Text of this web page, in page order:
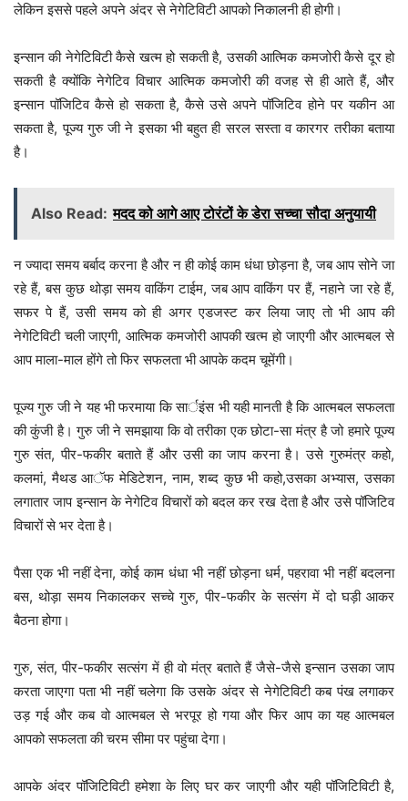
लेकिन इससे पहले अपने अंदर से नेगेटिविटी आपको निकालनी ही होगी।
इन्सान की नेगेटिविटी कैसे खत्म हो सकती है, उसकी आत्मिक कमजोरी कैसे दूर हो
सकती है क्योंकि नेगेटिव विचार आत्मिक कमजोरी की वजह से ही आते हैं, और
इन्सान पॉजिटिव कैसे हो सकता है, कैसे उसे अपने पॉजिटिव होने पर यकीन आ
सकता है, पूज्य गुरु जी ने इसका भी बहुत ही सरल सस्ता व कारगर तरीका बताया
है।
Also Read: मदद को आगे आए टोरंटों के डेरा सच्चा सौदा अनुयायी
न ज्यादा समय बर्बाद करना है और न ही कोई काम धंधा छोड़ना है, जब आप सोने जा
रहे हैं, बस कुछ थोड़ा समय वाकिंग टाईम, जब आप वाकिंग पर हैं, नहाने जा रहे हैं,
सफर पे हैं, उसी समय को ही अगर एडजस्ट कर लिया जाए तो भी आप की
नेगेटिविटी चली जाएगी, आत्मिक कमजोरी आपकी खत्म हो जाएगी और आत्मबल से
आप माला-माल होंगे तो फिर सफलता भी आपके कदम चूमेंगी।
पूज्य गुरु जी ने यह भी फरमाया कि सार्इंस भी यही मानती है कि आत्मबल सफलता
की कुंजी है। गुरु जी ने समझाया कि वो तरीका एक छोटा-सा मंत्र है जो हमारे पूज्य
गुरु संत, पीर-फकीर बताते हैं और उसी का जाप करना है। उसे गुरुमंत्र कहो,
कलमां, मैथड आॅफ मेडिटेशन, नाम, शब्द कुछ भी कहो,उसका अभ्यास, उसका
लगातार जाप इन्सान के नेगेटिव विचारों को बदल कर रख देता है और उसे पॉजिटिव
विचारों से भर देता है।
पैसा एक भी नहीं देना, कोई काम धंधा भी नहीं छोड़ना धर्म, पहरावा भी नहीं बदलना
बस, थोड़ा समय निकालकर सच्चे गुरु, पीर-फकीर के सत्संग में दो घड़ी आकर
बैठना होगा।
गुरु, संत, पीर-फकीर सत्संग में ही वो मंत्र बताते हैं जैसे-जैसे इन्सान उसका जाप
करता जाएगा पता भी नहीं चलेगा कि उसके अंदर से नेगेटिविटी कब पंख लगाकर
उड़ गई और कब वो आत्मबल से भरपूर हो गया और फिर आप का यह आत्मबल
आपको सफलता की चरम सीमा पर पहुंचा देगा।
आपके अंदर पॉजिटिविटी हमेशा के लिए घर कर जाएगी और यही पॉजिटिविटी है,